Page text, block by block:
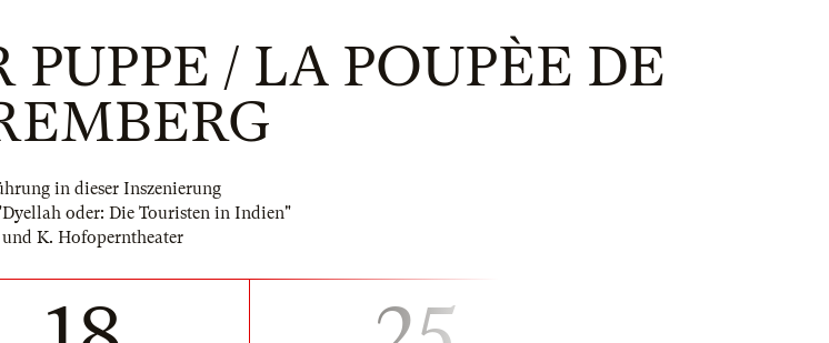
/ LA POUPÈE DE
in dieser Inszenierung
oder: Die Touristen in Indien"
K. Hofoperntheater